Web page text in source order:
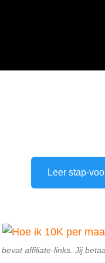
Leer stap-
affiliate-links. Jij